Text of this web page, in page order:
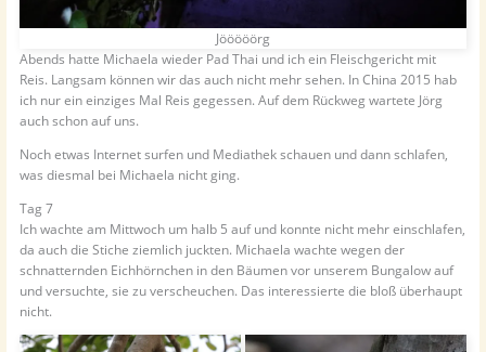
Jööööörg
Abends hatte Michaela wieder Pad Thai und ich ein Fleischgericht mit
Reis. Langsam können wir das auch nicht mehr sehen. In China 2015 hab
ich nur ein einziges Mal Reis gegessen. Auf dem Rückweg wartete Jörg
auch schon auf uns.
Noch etwas Internet surfen und Mediathek schauen und dann schlafen,
was diesmal bei Michaela nicht ging.
Tag 7
Ich wachte am Mittwoch um halb 5 auf und konnte nicht mehr einschlafen,
da auch die Stiche ziemlich juckten. Michaela wachte wegen der
schnatternden Eichhörnchen in den Bäumen vor unserem Bungalow auf
und versuchte, sie zu verscheuchen. Das interessierte die bloß überhaupt
nicht.